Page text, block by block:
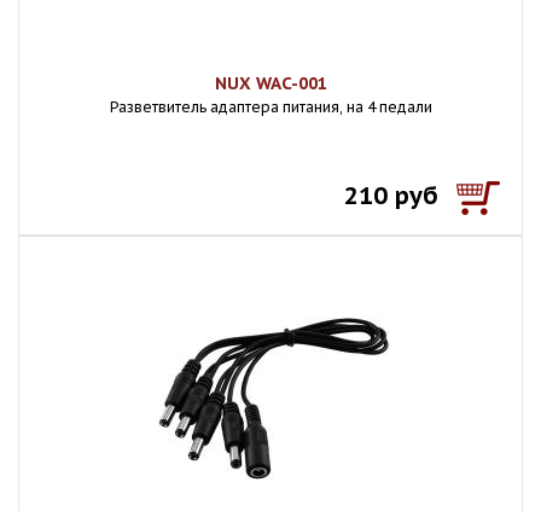
NUX WAC-001
Разветвитель адаптера питания, на 4 педали
210 руб